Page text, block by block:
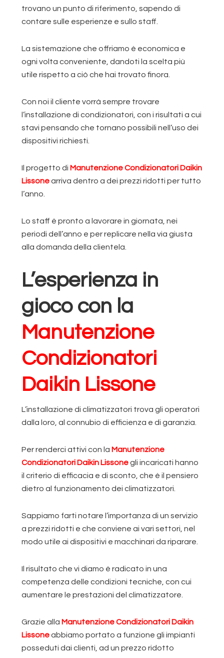
trovano un punto di riferimento, sapendo di
contare sulle esperienze e sullo staff.
La sistemazione che offriamo è economica e
ogni volta conveniente, dandoti la scelta più
utile rispetto a ciò che hai trovato finora.
Con noi il cliente vorrà sempre trovare
l’installazione di condizionatori, con i risultati a cui
stavi pensando che tornano possibili nell’uso dei
dispositivi richiesti.
Il progetto di Manutenzione Condizionatori Daikin
Lissonearriva dentro a dei prezzi ridotti per tutto
l’anno.
Lo staff è pronto a lavorare in giornata, nei
periodi dell’anno e per replicare nella via giusta
alla domanda della clientela.
L’esperienza in
gioco con la
Manutenzione
Condizionatori
Daikin Lissone
L’installazione di climatizzatori trova gli operatori
dalla loro, al connubio di efficienza e di garanzia.
Per renderci attivi con la Manutenzione
Condizionatori Daikin Lissonegli incaricati hanno
il criterio di efficacia e di sconto, che è il pensiero
dietro al funzionamento dei climatizzatori.
Sappiamo farti notare l’importanza di un servizio
a prezzi ridotti e che conviene ai vari settori, nel
modo utile ai dispositivi e macchinari da riparare.
Il risultato che vi diamo è radicato in una
competenza delle condizioni tecniche, con cui
aumentare le prestazioni del climatizzatore.
Grazie alla Manutenzione Condizionatori Daikin
Lissoneabbiamo portato a funzione gli impianti
posseduti dai clienti, ad un prezzo ridotto